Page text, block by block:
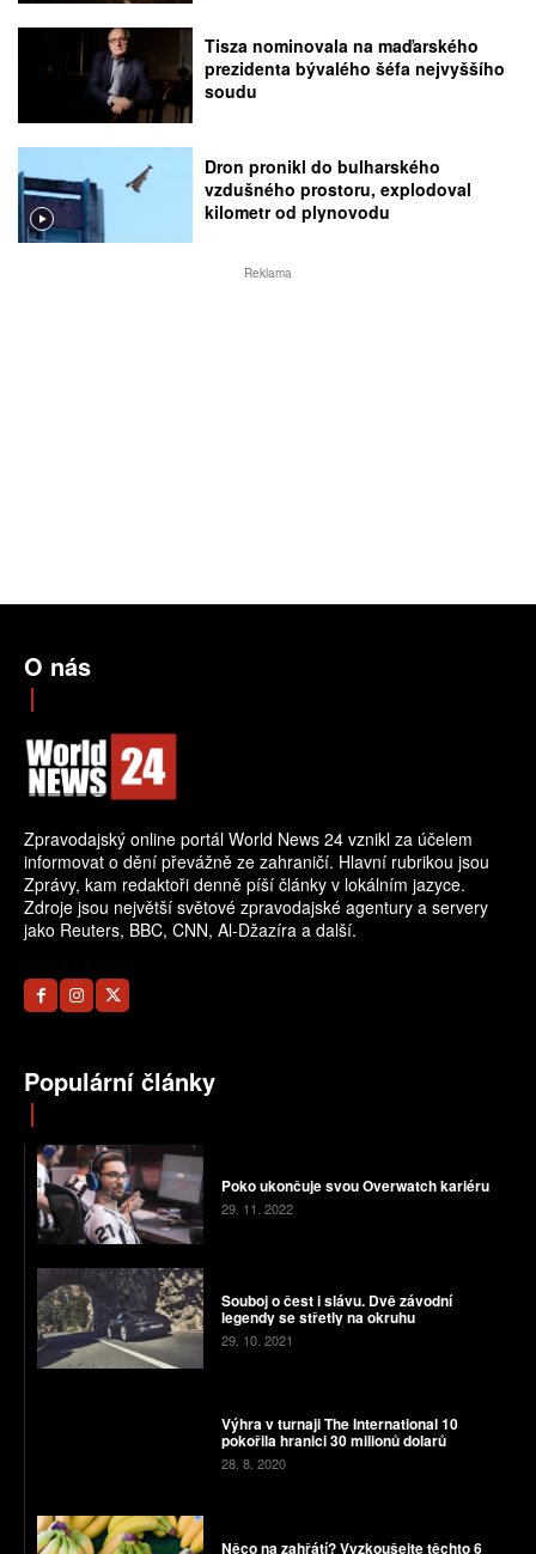
Tisza nominovala na maďarského
prezidenta bývalého šéfa nejvyššího
soudu
Dron pronikl do bulharského
vzdušného prostoru, explodoval
kilometr od plynovodu
Reklama
O nás
Zpravodajský online portál World News 24 vznikl za účelem
informovat o dění převážně ze zahraničí. Hlavní rubrikou jsou
Zprávy, kam redaktoři denně píší články v lokálním jazyce.
Zdroje jsou největší světové zpravodajské agentury a servery
jako Reuters, BBC, CNN, Al-Džazíra a další.
Populární články
Poko ukončuje svou Overwatch kariéru
29. 11. 2022
Souboj o čest i slávu. Dvě závodní
legendy se střetly na okruhu
29. 10. 2021
Výhra v turnaji The International 10
pokořila hranici 30 milionů dolarů
28. 8. 2020
Něco na zahřátí? Vyzkoušejte těchto 6